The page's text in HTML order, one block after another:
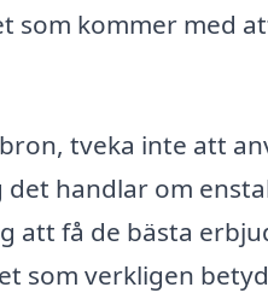
som kommer med
tveka inte att
handlar om
att få de bästa
som verkligen